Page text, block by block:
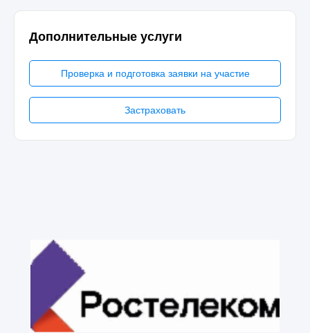
Дополнительные услуги
Проверка и подготовка заявки на участие
Застраховать